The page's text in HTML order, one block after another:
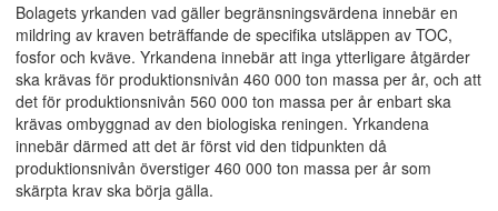
Bolagets yrkanden vad gäller begränsningsvärdena innebär en
mildring av kraven beträffande de specifika utsläppen av TOC,
fosfor och kväve. Yrkandena innebär att inga ytterligare åtgärder
ska krävas för produktionsnivån 460 000 ton massa per år, och att
det för produktionsnivån 560 000 ton massa per år enbart ska
krävas ombyggnad av den biologiska reningen. Yrkandena
innebär därmed att det är först vid den tidpunkten då
produktionsnivån överstiger 460 000 ton massa per år som
skärpta krav ska börja gälla.